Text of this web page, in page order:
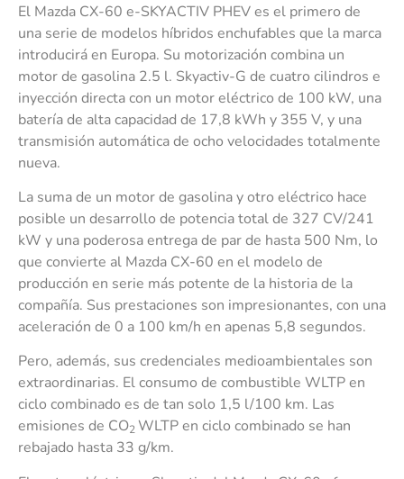
El Mazda CX-60 e-SKYACTIV PHEV es el primero de
una serie de modelos híbridos enchufables que la marca
introducirá en Europa. Su motorización combina un
motor de gasolina 2.5 l. Skyactiv-G de cuatro cilindros e
inyección directa con un motor eléctrico de 100 kW, una
batería de alta capacidad de 17,8 kWh y 355 V, y una
transmisión automática de ocho velocidades totalmente
nueva.
La suma de un motor de gasolina y otro eléctrico hace
posible un desarrollo de potencia total de 327 CV/241
kW y una poderosa entrega de par de hasta 500 Nm, lo
que convierte al Mazda CX-60 en el modelo de
producción en serie más potente de la historia de la
compañía. Sus prestaciones son impresionantes, con una
aceleración de 0 a 100 km/h en apenas 5,8 segundos.
Pero, además, sus credenciales medioambientales son
extraordinarias. El consumo de combustible WLTP en
ciclo combinado es de tan solo 1,5 l/100 km. Las
emisiones de CO2WLTP en ciclo combinado se han
rebajado hasta 33 g/km.